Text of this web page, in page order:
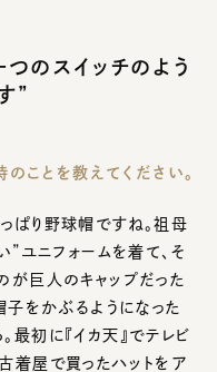
のスイッチのよう
”
ことを教えてください。
ぱり野球帽ですね。祖母
”ユニフォームを着て、そ
が巨人のキャップだった
子をかぶるようになった
初に『イカ天』でテレビ
着屋で買ったハットをア